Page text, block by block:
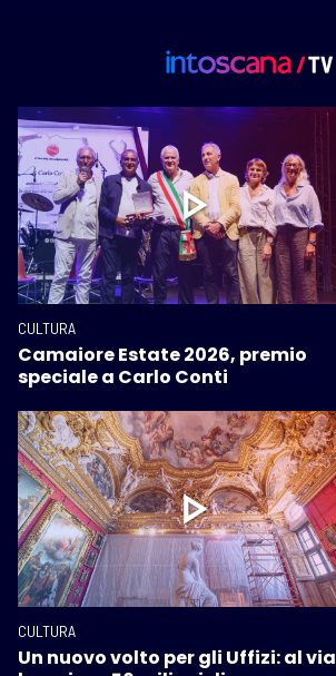
CULTURA
Camaiore Estate 2026, premio
speciale a Carlo Conti
CULTURA
Un nuovo volto per gli Uffizi: al via